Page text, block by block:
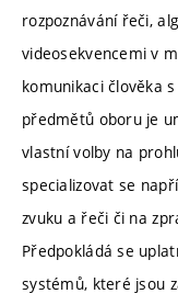
rozpoznávání řeči,
videosekvencemi v
komunikaci člověka
předmětů oboru je
vlastní volby na
specializovat se
zvuku a řeči či na
Předpokládá se
systémů, které jsou